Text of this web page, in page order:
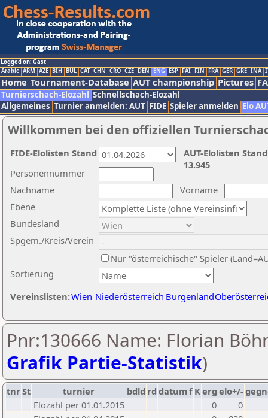
Logged on: Gast
Arabic ARM AZE BIH BUL CAT CHN CRO CZE DEN ENG ESP FAI FIN FRA GER GRE INA
Home Tournament-Database AUT championship Pictures
Turnierschach-Elozahl Schnellschach-Elozahl
Allgemeines Turnier anmelden: AUT FIDE Spieler anmelden Elo
Willkommen bei den offiziellen
Nachname
Vorname
Ebene
Sortierung
Personennummer
Bundesland
Spgem./Kreis/Verein
Nur "österreichische" Spieler
Vereinslisten:Wien Niederösterreich Burgenland
AUT-Elolisten
13.945
FIDE-Elolisten Stand
Pnr:130666 Name: Florian
Grafik Partie-Statistik)
tnrSt turnier bdld rd datumf Kerg elo+/-
Elozahl per 01.01.2015
0
0